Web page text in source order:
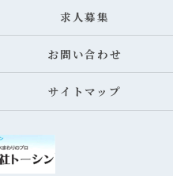
求人募集
お問い合わせ
サイトマップ